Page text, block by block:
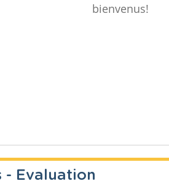
bienvenus!
- Evaluation